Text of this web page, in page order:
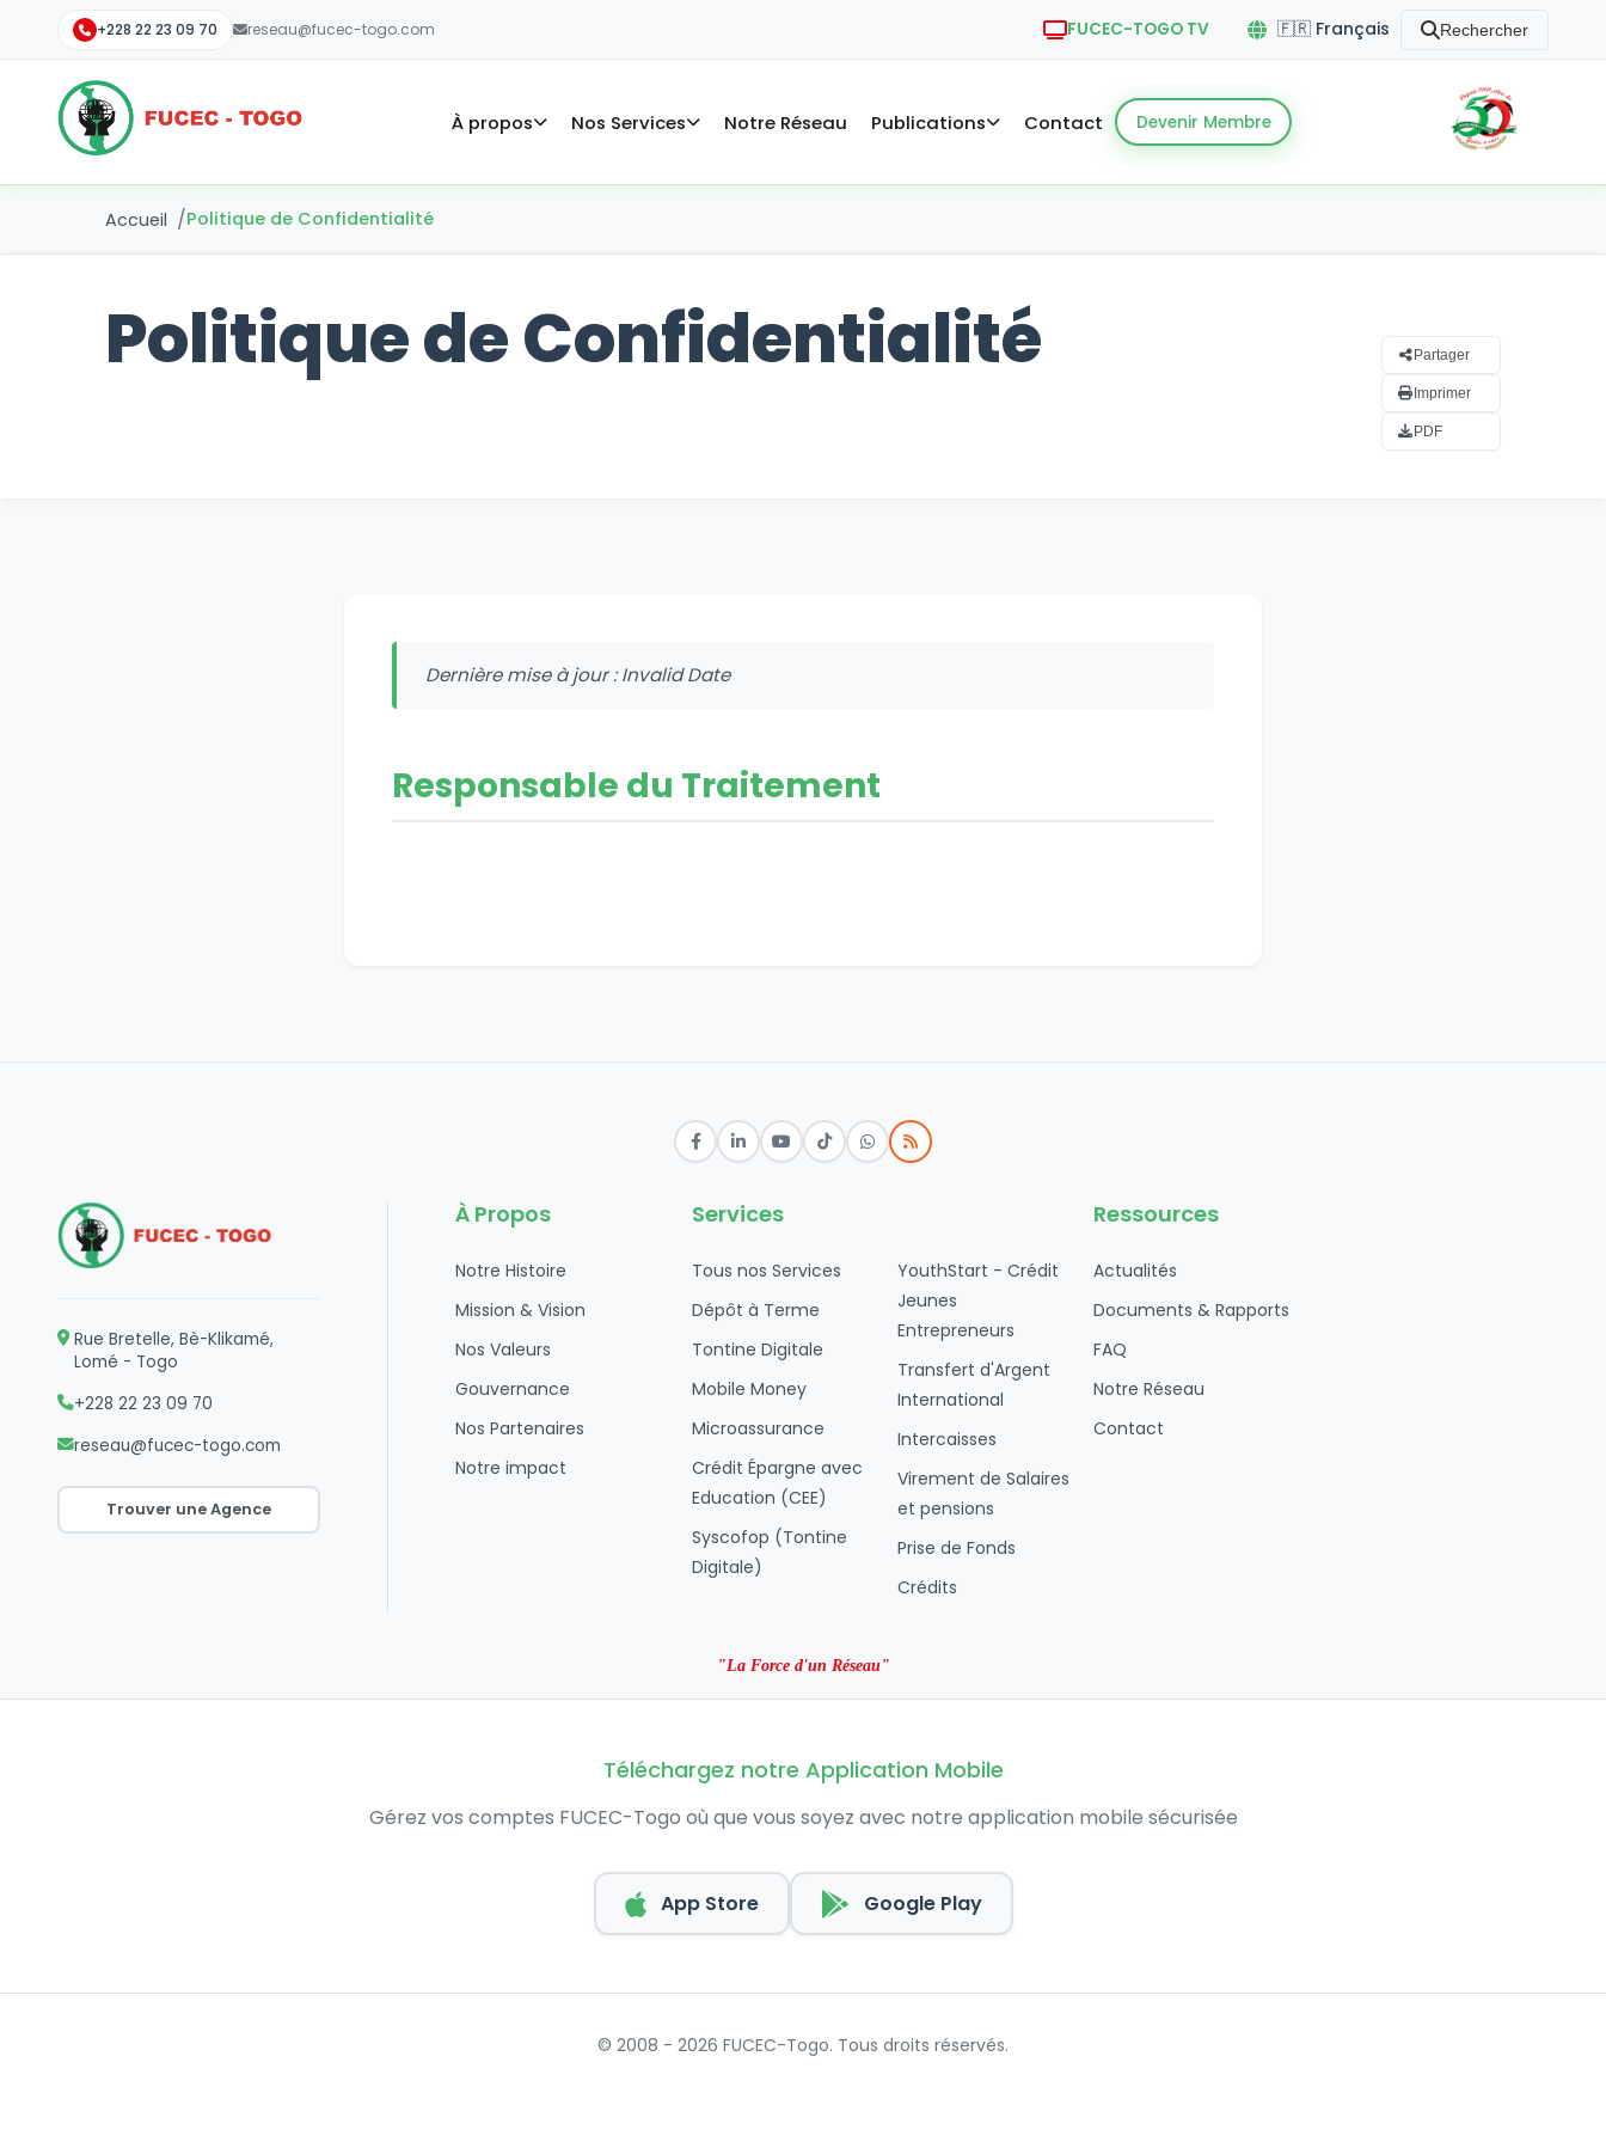
+228 22 23 09 70 reseau@fucec-togo.com FUCEC-TOGO TV Rechercher
À propos Nos Services Notre Réseau Publications Contact Devenir Membre
Accueil Politique de Confidentialité
Politique de Confidentialité Partager
Imprimer
PDF
Dernière mise à jour : Invalid Date
Responsable du Traitement
Rue Bretelle, Bè-Klikamé,
Lomé - Togo
+228 22 23 09 70
reseau@fucec-togo.com
Trouver une Agence
À Propos
Notre Histoire
Mission & Vision
Nos Valeurs
Gouvernance
Nos Partenaires
Notre impact
Services
Tous nos Services
Dépôt à Terme
Tontine Digitale
Mobile Money
Microassurance
Crédit Épargne avec
Education (CEE)
Syscofop (Tontine
Digitale)
YouthStart - Crédit
Jeunes
Entrepreneurs
Transfert d'Argent
International
Intercaisses
Virement de Salaires
et pensions
Prise de Fonds
Crédits
Ressources
Actualités
Documents & Rapports
FAQ
Notre Réseau
Contact
"La Force d'un Réseau"
Téléchargez notre Application Mobile
Gérez vos comptes FUCEC-Togo où que vous soyez avec notre application mobile sécurisée
App Store Google Play
© 2008 - 2026 FUCEC-Togo. Tous droits réservés.